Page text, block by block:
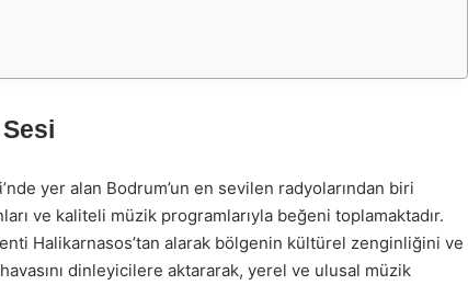
yer alan Bodrum’un en sevilen radyolarından biri
ve kaliteli müzik programlarıyla beğeni toplamaktadır.
Halikarnasos’tan alarak bölgenin kültürel zenginliğini ve
dinleyicilere aktararak, yerel ve ulusal müzik